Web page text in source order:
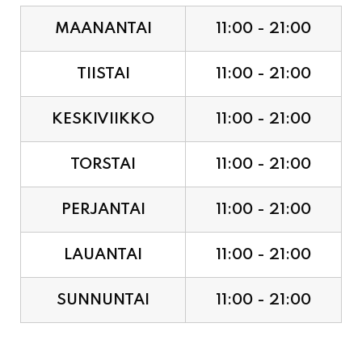
TIISTAI 11:00 - 21:00
KESKIVIIKKO 11:00 - 21:00
TORSTAI 11:00 - 21:00
PERJANTAI 11:00 - 21:00
LAUANTAI 11:00 - 21:00
SUNNUNTAI 11:00 - 21:00